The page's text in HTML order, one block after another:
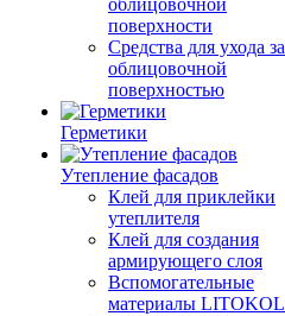
облицовочной
поверхности
Средства для ухода за
облицовочной
поверхностью
Герметики
Утепление фасадов
Клей для приклейки
утеплителя
Клей для создания
армирующего слоя
Вспомогательные
материалы LITOKOL